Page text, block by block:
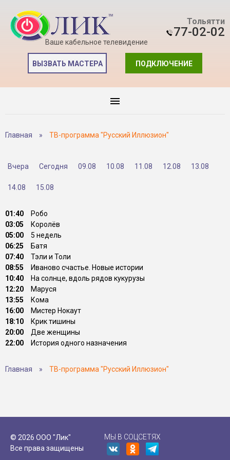
Ваше кабельное телевидение
Тольятти
77-02-02
ПОДКЛЮЧЕНИЕ
ВЫЗВАТЬ МАСТЕРА
Главная » ТВ-программа "Русский Иллюзион"
Вчера Сегодня 09.08 10.08 11.08 12.08 13.08
14.08 15.08
01:40
Робо
03:05
Королёв
05:00
5 недель
06:25
Батя
07:40
Тэли и Толи
08:55
Иваново счастье. Новые истории
10:40
На солнце, вдоль рядов кукурузы
12:20
Маруся
13:55
Кома
16:00
Мистер Нокаут
18:10
Крик тишины
20:00
Две женщины
22:00
История одного назначения
Главная » ТВ-программа "Русский Иллюзион"
© 2026 ООО "Лик"
Все права защищены
МЫ В СОЦСЕТЯХ